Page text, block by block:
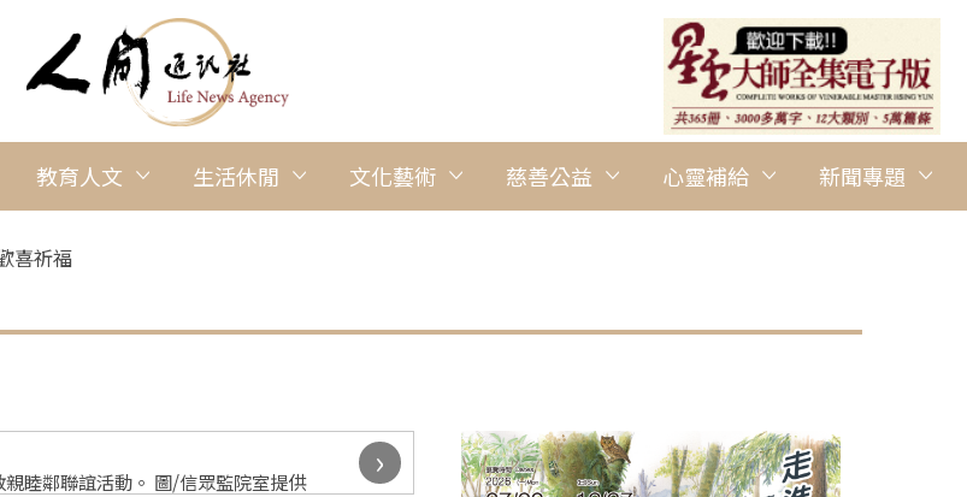
教育人文 生活休閒 文化藝術 慈善公益 心靈補給 新聞專題
喜祈福
睦鄰聯誼活動。 圖/信眾監院室提供 圖說：佛光山信眾監院室2026年2月1日於統嶺里廣信府廣場舉辦
›